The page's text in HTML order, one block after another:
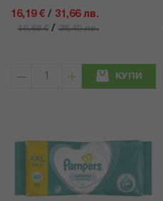
16,19 € / 31,66 лв.
19,68 € / 38,49 лв.
КУПИ